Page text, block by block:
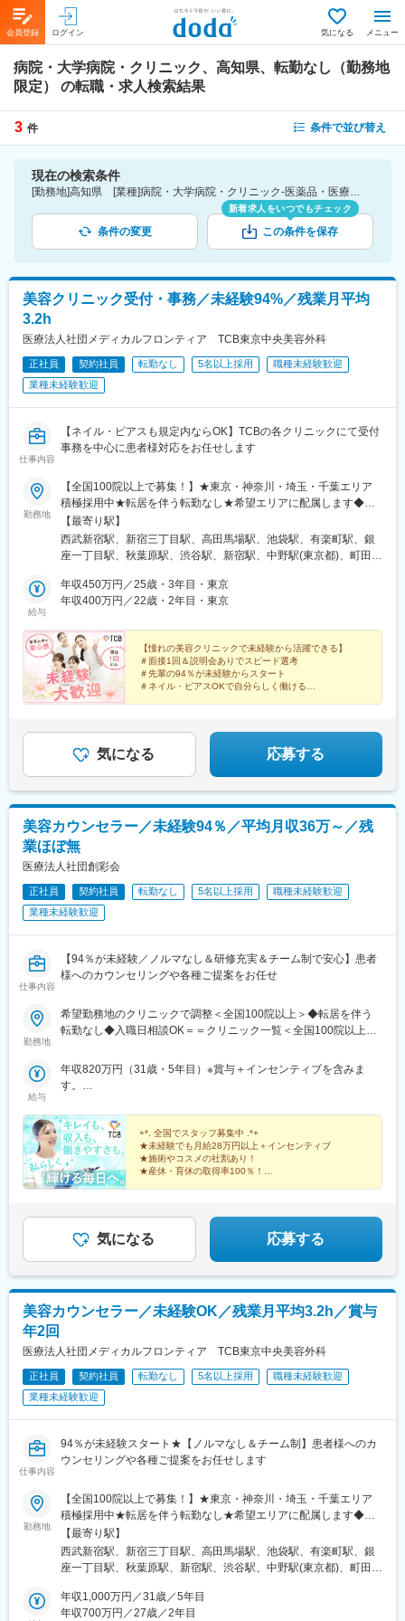
会員登録 ログイン 気になる メニュー
病院・大学病院・クリニック、高知県、転勤なし（勤務地
限定）
の転職・求人検索結果
3 件 条件で並び替え
現在の検索条件
[勤務地]高知県 [業種]病院・大学病院・クリニック-医薬品・医療機器・ライフサイエンス・医療系サービス [こだわり条件ピックアップ]転勤なし（勤務地限定） [詳細条件](募集・採用情報)転勤なし（勤務地限定）
条件の変更
新着求人をいつでもチェック
この条件を保存
美容クリニック受付・事務／未経験94%／残業月平均
3.2h
医療法人社団メディカルフロンティア TCB東京中央美容外科
正社員 契約社員 転勤なし 5名以上採用
職種未経験歓迎
業種未経験歓迎
仕事内容
【ネイル・ピアスも規定内ならOK】TCBの各クリニックにて受付
事務を中心に患者様対応をお任せします
勤務地
【全国100院以上で募集！】★東京・神奈川・埼玉・千葉エリア
積極採用中★転居を伴う転勤なし★希望エリアに配属します◆ク
リニック一覧＜全国100院以上展開＞【北海道・東北】旭川駅前
院、青森院、盛岡院、秋田院、山形院、仙台駅前院、福島院、郡
山院 など【関東】新宿東口院、池袋駅前院、品川院、秋葉原
横浜院、大宮東口院、水戸院、つくば院、宇都宮院、高崎院、前
橋院 など【中部】名古屋駅前院 、名古屋栄院、金山院、岐阜
院、長野院、松本院、山梨甲府駅前院 など【近畿】梅田大阪駅
前院、大阪阪急梅田駅前院、枚方院、天王寺院、堺院、なんば
院、心斎橋院、京都駅前院、奈良院、和歌山院、四日市院 など
【中四国】広島院、福山院、松山院、高松院、高知院、徳島院、
松江院、周南徳山駅ビル院 など【九州・沖縄】小倉院、佐賀
煙対策】屋内原則禁煙
【最寄り駅】
西武新宿駅、新宿三丁目駅、高田馬場駅、池袋駅、有楽町駅、銀
座一丁目駅、秋葉原駅、渋谷駅、新宿駅、中野駅(東京都)、町田
浜駅、横浜駅、川崎駅、藤沢駅、本厚木駅、大宮駅(埼玉県)、川口
駅、川越駅、南越谷駅、宇都宮駅、水戸駅、つくば駅、千葉駅、
駅、さっぽろ駅、あおば通駅、福島駅(福島県)、郡山駅(福島県)、
青森駅、盛岡駅、山形駅、秋田駅、矢場町駅、近鉄名古屋駅、金
山駅(愛知県)、豊田市駅、駅前大通駅、名鉄岐阜駅、静岡駅、新浜
松駅、三島広小路駅、長野駅、松本駅、北鉄金沢駅、新潟駅、近
鉄四日市駅、電鉄富山駅、福井駅、甲府駅、東梅田駅、大阪難波
前駅、江坂駅、心斎橋駅、京都駅、烏丸駅、三ノ宮駅、姫路駅、
近鉄奈良駅、和歌山駅、草津駅(滋賀県)、徳山駅、立町駅、福山
駅、県庁前駅(沖縄県)、新宿西口駅、新宿駅(東京メトロ)、学習院
下駅、東池袋駅、日比谷駅、銀座駅、岩本町駅、立川駅、京王八
王子駅、高輪台駅、奥沢駅、神奈川駅、平沼橋駅、京急川崎駅、
石上駅、新越谷駅、宇都宮駅東口駅、新千葉駅、栄町駅(千葉県)、
船橋駅、札幌駅、仙台駅(地下鉄)、曽根田駅、栄駅(愛知県)、名古
屋駅、西高蔵駅、新豊田駅、新豊橋駅、岐阜駅、新静岡駅、浜松
駅、三島田町駅、市役所前駅(長野県)、金沢駅、あすなろう四日市
阿部野橋駅、四ツ橋駅、七条駅、四条駅(京都市営)、三宮駅(神戸
新交通)、山陽姫路駅、田中口駅、八丁堀駅(広島県)、高松築港
県)、東比恵駅、鹿児島中央駅、水道町駅、五島町駅、旭橋駅、西
早稲田駅、末広町駅(東京都)、立川南駅、高輪ゲートウェイ駅、九
り駅、三島駅、七ツ屋駅、富山駅、福井城址大名町駅、なんば駅
(南海線)、大阪駅、天王寺駅、西大橋駅、五条駅(京都市営)、京都
駅、はりまや橋駅、旦過駅、高見橋駅、熊本城・市役所前駅、長
崎駅(長崎県)、美栄橋駅
給与
年収450万円／25歳・3年目・東京
年収400万円／22歳・2年目・東京
【憧れの美容クリニックで未経験から活躍できる】
＃面接1回＆説明会ありでスピード選考
＃先輩の94％が未経験からスタート
＃ネイル・ピアスOKで自分らしく働ける
気になる 応募する
美容カウンセラー／未経験94％／平均月収36万～／残
業ほぼ無
医療法人社団創彩会
正社員 契約社員 転勤なし 5名以上採用
職種未経験歓迎
業種未経験歓迎
仕事内容
【94％が未経験／ノルマなし＆研修充実＆チーム制で安心】患者
様へのカウンセリングや各種ご提案をお任せ
勤務地
希望勤務地のクリニックで調整＜全国100院以上＞◆転居を伴う
転勤なし◆入職日相談OK＝＝クリニック一覧＜全国100院以上展
岡院、秋田院、山形院、仙台駅前院、福島院、郡山院など【関
東】新宿東口院、池袋駅前院、品川院、秋葉原院、町田院、八王
院、水戸院、つくば院、宇都宮院、高崎院、前橋院など【中部】
名古屋栄院、岐阜院、静岡院、浜松院、三島院、新潟院、金沢
院、福井院、富山院、長野院、松本院、山梨甲府駅前院など【近
畿】大阪駅前院、天王寺院、京都駅前院、奈良院、姫路院、神戸
院、和歌山院、四日市院など【中四国】広島院、福山院、松山
院、高松院、高知院、徳島院、松江院、周南徳山駅ビル院【九
院、鹿児島院、那覇院など※受動喫煙対策あり
給与
年収820万円（31歳・5年目）※賞与＋インセンティブを含みま
す。
す。
+*. 全国でスタッフ募集中 .*+
★未経験でも月給28万円以上＋インセンティブ
★施術やコスメの社割あり！
★産休・育休の取得率100％！
気になる 応募する
美容カウンセラー／未経験OK／残業月平均3.2h／賞与
年2回
医療法人社団メディカルフロンティア TCB東京中央美容外科
正社員 契約社員 転勤なし 5名以上採用
職種未経験歓迎
業種未経験歓迎
仕事内容
94％が未経験スタート★【ノルマなし＆チーム制】患者様へのカ
ウンセリングや各種ご提案をお任せします
勤務地
【全国100院以上で募集！】★東京・神奈川・埼玉・千葉エリア
積極採用中★転居を伴う転勤なし★希望エリアに配属します◆ク
リニック一覧＜全国100院以上展開＞【北海道・東北】旭川駅前
院、青森院、盛岡院、秋田院、山形院、仙台駅前院、福島院、郡
山院 など【関東】新宿東口院、池袋駅前院、品川院、秋葉原
横浜院、大宮東口院、水戸院、つくば院、宇都宮院、高崎院、前
橋院 など【中部】名古屋駅前院 、名古屋栄院、金山院、岐阜
【最寄り駅】
西武新宿駅、新宿三丁目駅、高田馬場駅、池袋駅、有楽町駅、銀
座一丁目駅、秋葉原駅、新宿駅、渋谷駅、中野駅(東京都)、町田
浜駅、横浜駅、川崎駅、藤沢駅、本厚木駅、大宮駅(埼玉県)、川口
駅、川越駅、南越谷駅、宇都宮駅、水戸駅、つくば駅、千葉駅、
年収1,000万円／31歳／5年目
年収700万円／27歳／2年目